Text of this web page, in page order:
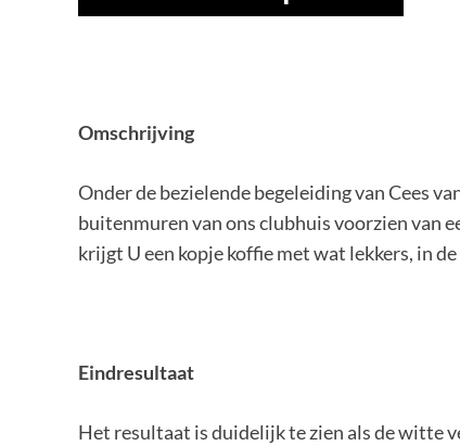
Omschrijving
Onder de bezielende begeleiding van Cees
buitenmuren van ons clubhuis voorzien van
krijgt U een kopje koffie met wat lekkers, in
Eindresultaat
Het resultaat is duidelijk te zien als de witte